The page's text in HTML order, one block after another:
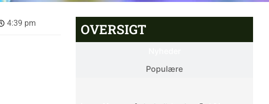
4:39 pm OVERSIGT
Populære